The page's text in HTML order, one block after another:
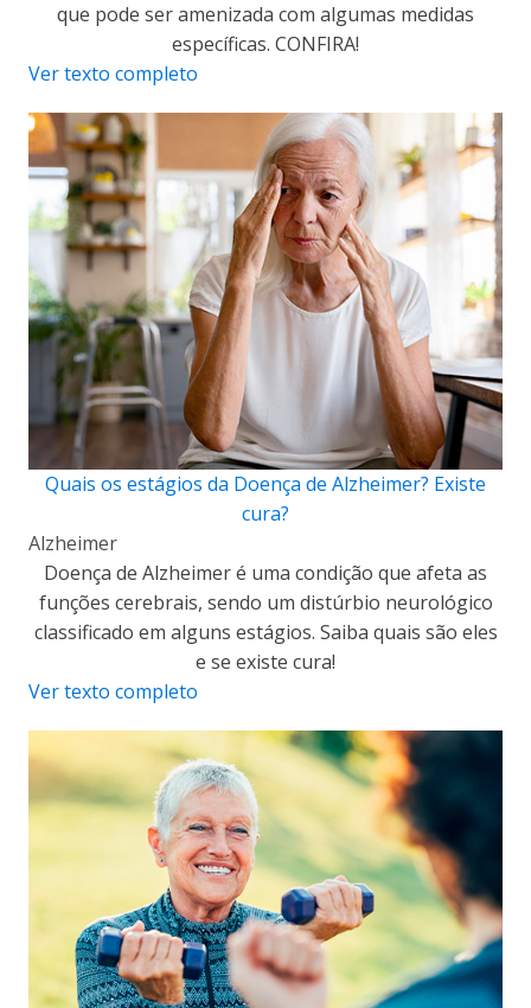
que pode ser amenizada com algumas medidas
específicas. CONFIRA!
Ver texto completo
Quais os estágios da Doença de Alzheimer? Existe
cura?
Alzheimer
Doença de Alzheimer é uma condição que afeta as
funções cerebrais, sendo um distúrbio neurológico
classificado em alguns estágios. Saiba quais são eles
e se existe cura!
Ver texto completo